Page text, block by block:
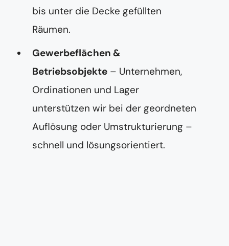
bis unter die Decke gefüllten
Räumen.
Gewerbeflächen &
Betriebsobjekte – Unternehmen,
Ordinationen und Lager
unterstützen wir bei der geordneten
Auflösung oder Umstrukturierung –
schnell und lösungsorientiert.